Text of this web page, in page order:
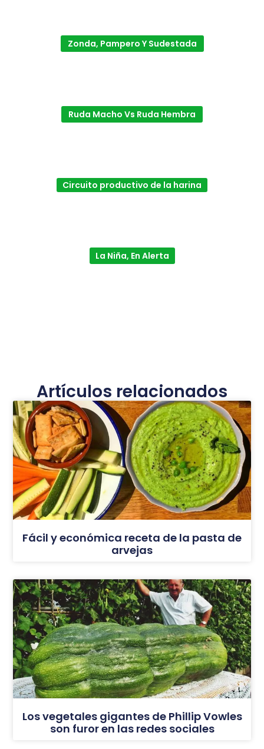
Zonda, Pampero Y Sudestada
Ruda Macho Vs Ruda Hembra
Circuito productivo de la harina
La Niña, En Alerta
Artículos relacionados
Fácil y económica receta de la pasta de
arvejas
Los vegetales gigantes de Phillip Vowles
son furor en las redes sociales